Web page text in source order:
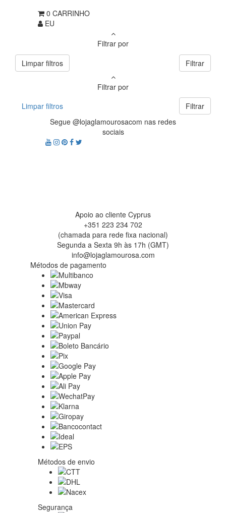
0 CARRINHO
EU
Filtrar por
Limpar filtros
Filtrar
Filtrar por
Limpar filtros
Filtrar
Segue @lojaglamourosacom nas redes
sociais
Apoio ao cliente Cyprus
+351 223 234 702
(chamada para rede fixa nacional)
Segunda a Sexta 9h às 17h (GMT)
info@lojaglamourosa.com
Métodos de pagamento
Métodos de envio
Segurança